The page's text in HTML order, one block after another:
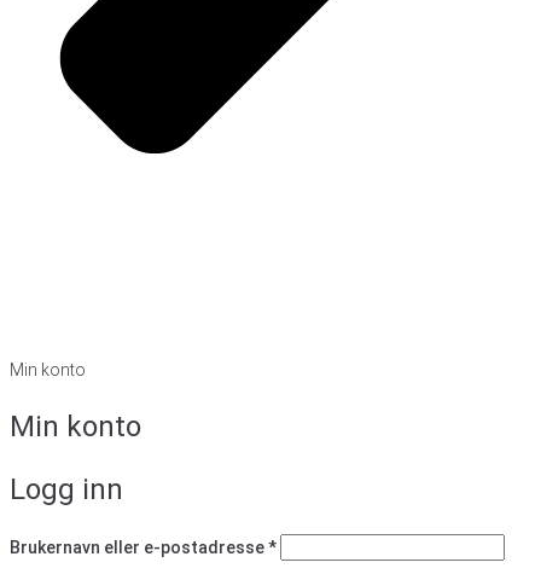
Min konto
Min konto
Logg inn
Brukernavn eller e-postadresse*Påkrevd